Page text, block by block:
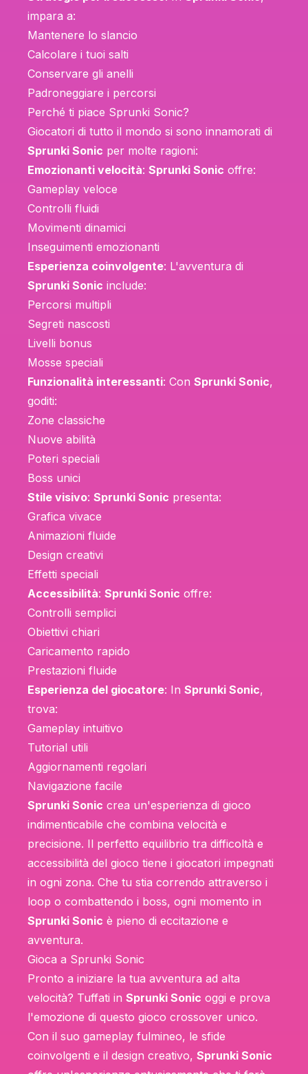
impara a:
Mantenere lo slancio
Calcolare i tuoi salti
Conservare gli anelli
Padroneggiare i percorsi
Perché ti piace Sprunki Sonic?
Giocatori di tutto il mondo si sono innamorati di
Sprunki Sonic per molte ragioni:
Emozionanti velocità: Sprunki Sonic offre:
Gameplay veloce
Controlli fluidi
Movimenti dinamici
Inseguimenti emozionanti
Esperienza coinvolgente: L'avventura di
Sprunki Sonic include:
Percorsi multipli
Segreti nascosti
Livelli bonus
Mosse speciali
Funzionalità interessanti: Con Sprunki Sonic,
goditi:
Zone classiche
Nuove abilità
Poteri speciali
Boss unici
Stile visivo: Sprunki Sonic presenta:
Grafica vivace
Animazioni fluide
Design creativi
Effetti speciali
Accessibilità: Sprunki Sonic offre:
Controlli semplici
Obiettivi chiari
Caricamento rapido
Prestazioni fluide
Esperienza del giocatore: In Sprunki Sonic,
trova:
Gameplay intuitivo
Tutorial utili
Aggiornamenti regolari
Navigazione facile
Sprunki Sonic crea un'esperienza di gioco
indimenticabile che combina velocità e
precisione. Il perfetto equilibrio tra difficoltà e
accessibilità del gioco tiene i giocatori impegnati
in ogni zona. Che tu stia correndo attraverso i
loop o combattendo i boss, ogni momento in
Sprunki Sonic è pieno di eccitazione e
avventura.
Gioca a Sprunki Sonic
Pronto a iniziare la tua avventura ad alta
velocità? Tuffati in Sprunki Sonic oggi e prova
l'emozione di questo gioco crossover unico.
Con il suo gameplay fulmineo, le sfide
coinvolgenti e il design creativo, Sprunki Sonic